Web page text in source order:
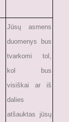
Jūsų asmens
duomenys bus
tvarkomi tol,
kol bus
visiškai ar iš
dalies
atšauktas jūsų